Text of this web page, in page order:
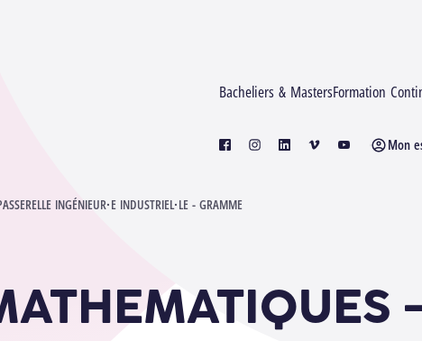
Bacheliers & MastersFormation
Mon
facebookinstagramlinkedinvimeo youtube
INGÉNIEUR·E INDUSTRIEL·LE - GRAMME